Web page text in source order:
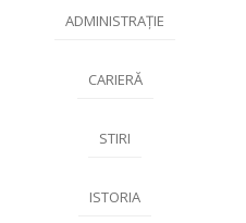
ADMINISTRAȚIE
CARIERĂ
STIRI
ISTORIA